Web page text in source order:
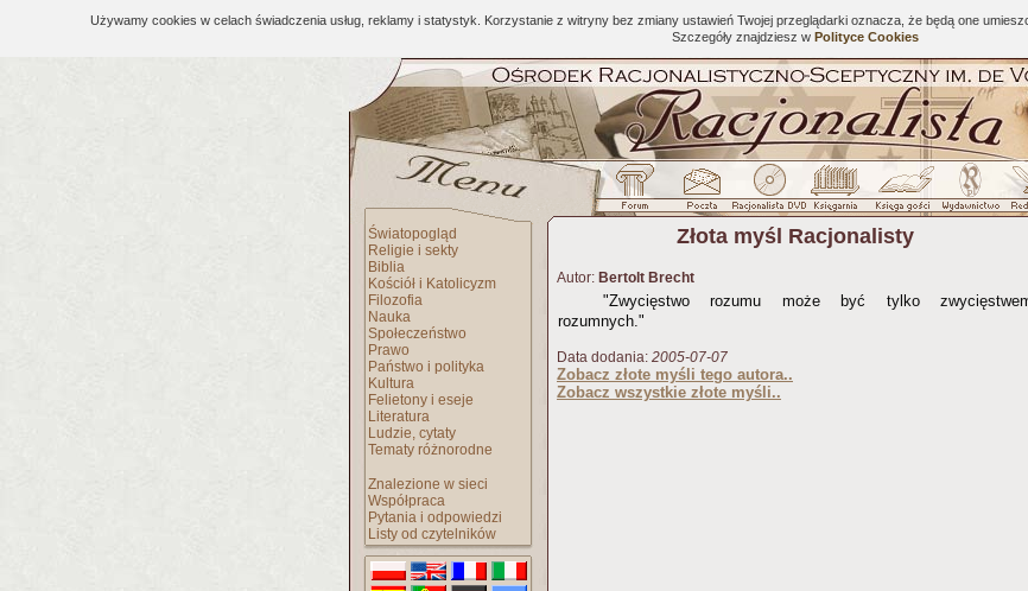
Używamy cookies w celach świadczenia usług, reklamy i statystyk. Korzystanie z witryny bez zmiany ustawień Twojej przeglądarki oznacza, że będą one
Szczegóły znajdziesz w Polityce Cookies
Światopogląd
Religie i sekty
Biblia
Kościół i Katolicyzm
Filozofia
Nauka
Społeczeństwo
Prawo
Państwo i polityka
Kultura
Felietony i eseje
Literatura
Ludzie, cytaty
Tematy różnorodne
Znalezione w sieci
Współpraca
Pytania i odpowiedzi
Listy od czytelników
Złota myśl Racjonalisty
Autor: Bertolt Brecht
"Zwycięstwo rozumu może być tylko
rozumnych."
Data dodania: 2005-07-07
Zobacz złote myśli tego autora..
Zobacz wszystkie złote myśli..